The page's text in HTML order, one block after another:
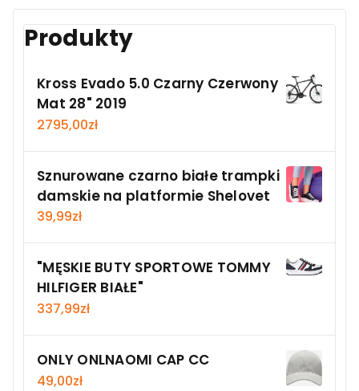
Produkty
Kross Evado 5.0 Czarny Czerwony
Mat 28" 2019
2795,00zł
Sznurowane czarno białe trampki
damskie na platformie Shelovet
39,99zł
"MĘSKIE BUTY SPORTOWE TOMMY
HILFIGER BIAŁE"
337,99zł
ONLY ONLNAOMI CAP CC
49,00zł